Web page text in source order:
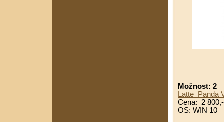
Možnost: 2
Latte_Panda
Cena: 2
OS: WIN 10